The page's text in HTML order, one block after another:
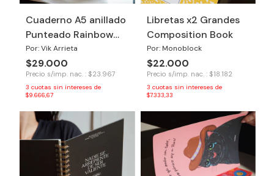
Cuaderno A5 anillado
Punteado Rainbow
Dancer
Por: Vik Arrieta
$29.000
Precio s/imp. nac. : $23.967
3 cuotas sin intereses de
$9.666,67
Libretas x2 Grandes
Composition Book
Por: Monoblock
$22.000
Precio s/imp. nac. : $18.182
3 cuotas sin intereses de
$7.333,33